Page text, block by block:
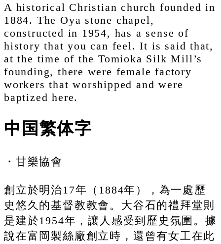
A historical Christian church founded in
1884. The Oya stone chapel,
constructed in 1954, has a sense of
history that you can feel. It is said that,
at the time of the Tomioka Silk Mill’s
founding, there were female factory
workers that worshipped and were
baptized here.
中国繁体字
・甘樂協會
創立於明治17年（1884年），為一處歷
史悠久的基督教教會。大谷石的禮拜堂則
是建於1954年，讓人感受到歷史氛圍。據
說在富岡製絲廠創立時，還曾有女工在此